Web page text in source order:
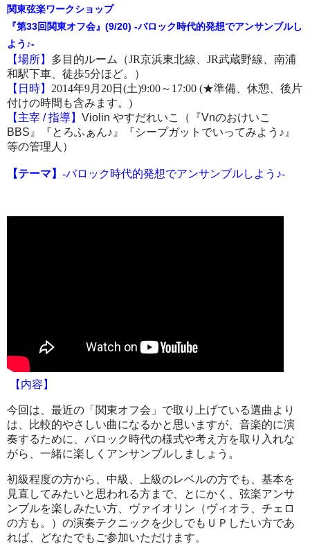
関東弦楽ワークショップ
『第33回関東オフ会』(9/20) -バロック時代的発想でアンサンブルし
よう♪-
【場所】 多目的ルーム（JR京浜東北線、JR武蔵野線、南浦
和駅下車、徒歩5分ほど。）
【日時】 2014年9月20日(土)9:00～17:00 (★準備、休憩、後片
付けの時間も含みます。)
【主宰 /指導】 Violin やすだれいこ（『Vnのおけいこ
BBS 』『とろふぁん♪ 』『シープガットでいってみよう ♪ 』
等の管理人）
【テーマ】 -バロック時代的発想でアンサンブルしよう♪-
【内容】
今回は、最近の「関東オフ会」で取り上げている選曲より
は、比較的やさしい曲になるかと思いますが、音楽的に演
奏するために、バロック時代の様式や考え方を取り入れな
がら、一緒に楽しくアンサンブルしましょう。
初級程度の方から、中級、上級のレベルの方でも、基本を
見直してみたいと思われる方まで、とにかく、弦楽アンサ
ンブルを楽しみたい方、ヴァイオリン（ヴィオラ、チェロ
の方も。）の演奏テクニックを少しでもＵＰしたい方であ
れば、どなたでもご参加いただけます。